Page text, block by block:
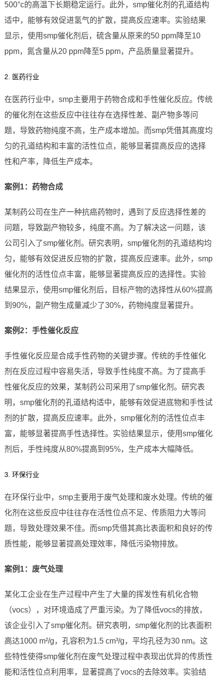
500°c的高温下长期稳定运行。此外，smp催化剂的孔道结构
适中，能够有效促进氢气的扩散，提高反应速率。实验结果
显示，使用smp催化剂后，硫含量从原来的50 ppm降至10
ppm，氮含量从20 ppm降至5 ppm，产品质量显著提升。
2. 医药行业
在医药行业中，smp主要用于药物合成和手性催化反应。传统
的催化剂在这些反应中往往存在选择性差、副产物多等问
题，导致药物纯度不高，生产成本增加。而smp凭借其高度均
匀的孔道结构和丰富的活性位点，能够显著提高反应的选择
性和产率，降低生产成本。
案例1：药物合成
某制药公司在生产一种抗癌药物时，遇到了反应选择性差的
问题，导致副产物较多，纯度不高。为了解决这一问题，该
公司引入了smp催化剂。研究表明，smp催化剂的孔道结构均
匀，能够有效促进反应物的扩散，提高反应速率。此外，smp
催化剂的活性位点丰富，能够显著提高反应的选择性。实验
结果显示，使用smp催化剂后，目标产物的选择性从60%提高
到90%，副产物生成量减少了30%，药物纯度显著提升。
案例2：手性催化反应
手性催化反应是合成手性药物的关键步骤。传统的手性催化
剂在反应过程中容易失活，导致手性纯度不高。为了提高手
性催化反应的效果，某制药公司采用了smp催化剂。研究表
明，smp催化剂的孔道结构适中，能够有效促进底物和手性试
剂的扩散，提高反应速率。此外，smp催化剂的活性位点丰
富，能够显著提高手性选择性。实验结果显示，使用smp催化
剂后，手性纯度从80%提高到95%，生产成本大幅降低。
3. 环保行业
在环保行业中，smp主要用于废气处理和废水处理。传统的催
化剂在这些反应中往往存在活性位点不足、传质阻力大等问
题，导致处理效果不佳。而smp凭借其高比表面积和良好的传
质性能，能够显著提高处理效率，降低污染物排放。
案例1：废气处理
某化工企业在生产过程中产生了大量的挥发性有机化合物
（vocs），对环境造成了严重污染。为了降低vocs的排放，
该企业引入了smp催化剂。研究表明，smp催化剂的比表面积
高达1000 m²/g，孔容积为1.5 cm³/g，平均孔径为30 nm。这
些特性使得smp催化剂在废气处理过程中表现出优异的传质性
能和活性位点利用率，显著提高了vocs的去除效率。实验结